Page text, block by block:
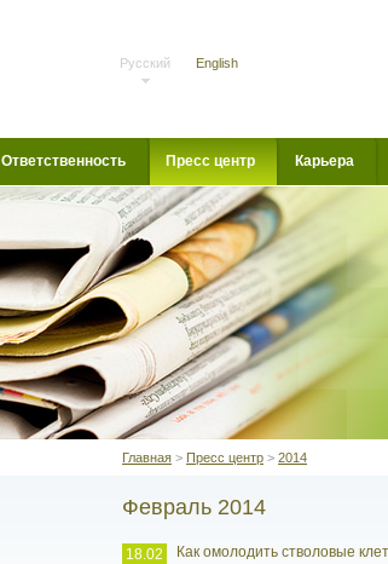
Русский English
Ответственность Пресс центр Карьера
Главная > Пресс центр > 2014
Февраль 2014
18.02 Как омолодить стволовые